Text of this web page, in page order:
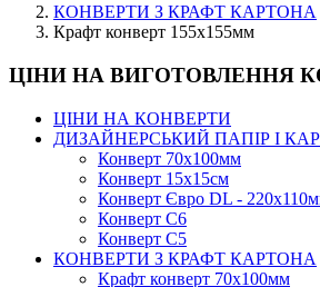
КОНВЕРТИ З КРАФТ КАРТОНА
Крафт конверт 155х155мм
ЦІНИ НА ВИГОТОВЛЕННЯ
ЦІНИ НА КОНВЕРТИ
ДИЗАЙНЕРСЬКИЙ ПАПІР І
Конверт 70х100мм
Конверт 15х15см
Конверт Євро DL -
Конверт С6
Конверт С5
КОНВЕРТИ З КРАФТ КАРТОНА
Крафт конверт 70х100мм